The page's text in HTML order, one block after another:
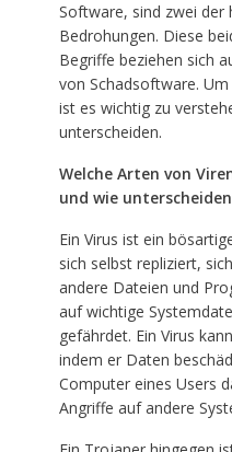
Software, sind zwei der
Bedrohungen. Diese
Begriffe beziehen sich
von Schadsoftware.
ist es wichtig zu
unterscheiden.
Welche Arten von
und wie
Ein Virus ist ein
sich selbst repliziert,
andere Dateien und
auf wichtige
gefährdet. Ein Virus
indem er Daten
Computer eines Users
Angriffe auf andere